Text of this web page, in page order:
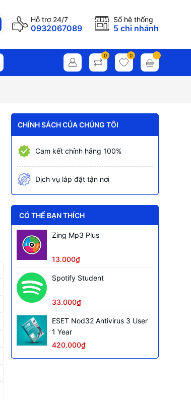
Hỗ trợ 24/7
0932067089
Số hệ thống
5 chi nhánh
0 0
CHÍNH SÁCH CỦA CHÚNG TÔI
Cam kết chính hãng 100%
Dịch vụ lắp đặt tận nơi
CÓ THỂ BẠN THÍCH
Zing Mp3 Plus
13.000₫
Spotify Student
33.000₫
ESET Nod32 Antivirus 3 User
1 Year
420.000₫